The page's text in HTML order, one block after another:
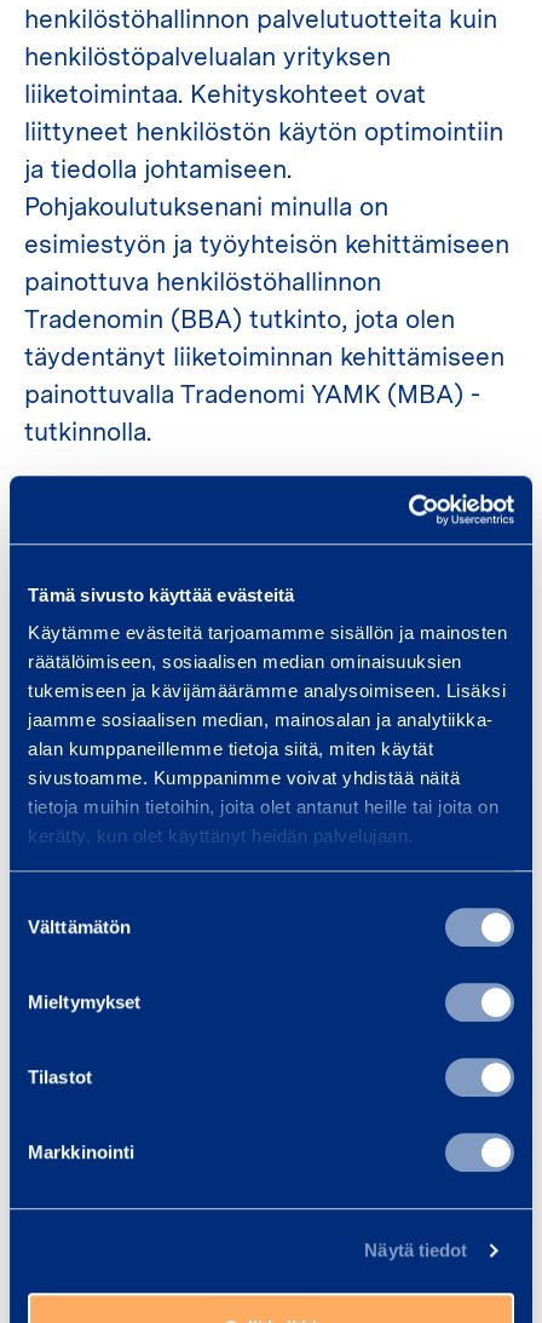
Tämä sivusto käyttää evästeitä
Käytämme evästeitä tarjoamamme sisällön ja mainosten
räätälöimiseen, sosiaalisen median ominaisuuksien
tukemiseen ja kävijämäärämme analysoimiseen. Lisäksi
jaamme sosiaalisen median, mainosalan ja analytiikka-
alan kumppaneillemme tietoja siitä, miten käytät
sivustoamme. Kumppanimme voivat yhdistää näitä
tietoja muihin tietoihin, joita olet antanut heille tai joita on
kerätty, kun olet käyttänyt heidän palvelujaan.
valinta
Välttämätön
Mieltymykset
Tilastot
Markkinointi
Näytä tiedot
henkilöstöhallinnon palvelutuotteita kuin
henkilöstöpalvelualan yrityksen
liiketoimintaa. Kehityskohteet ovat
liittyneet henkilöstön käytön optimointiin
ja tiedolla johtamiseen.
Pohjakoulutuksenani minulla on
esimiestyön ja työyhteisön kehittämiseen
painottuva henkilöstöhallinnon
Tradenomin (BBA) tutkinto, jota olen
täydentänyt liiketoiminnan kehittämiseen
painottuvalla Tradenomi YAMK (MBA) -
tutkinnolla.
Työyhteisöissäni minua on muun muassa
kuvailtu seuraavasti:
"Luotettava kuin metronomi"
"Säilyttää objektiivisuuden"
"Uskaltaa ajatella"
"Uskaltaa ottaa kantaa"
"Asiallinen, rento ja mukava työkaveri"
"Henrik on kone ja ammattitaitoinen"
Ramirent Finland Oy
työpaikka.
Meillä on noin 50 toimipaikkaa ympäri
Suomea.